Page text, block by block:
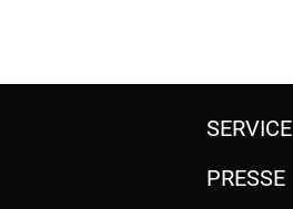
SERVICE
PRESSE